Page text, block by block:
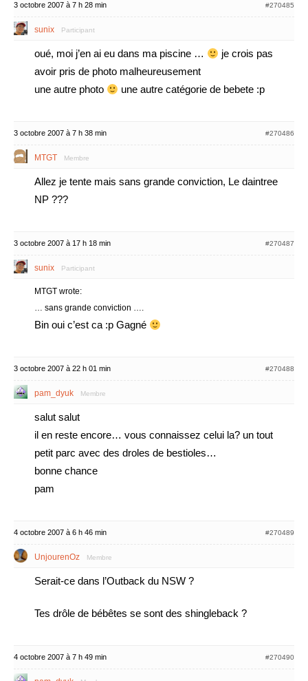
3 octobre 2007 à 7 h 28 min #270485
sunix Participant
oué, moi j’en ai eu dans ma piscine …
je crois pas
avoir pris de photo malheureusement
une autre photo
une autre catégorie de bebete :p
3 octobre 2007 à 7 h 38 min #270486
MTGT Membre
Allez je tente mais sans grande conviction, Le daintree
NP ???
3 octobre 2007 à 17 h 18 min #270487
sunix Participant
MTGT wrote:
… sans grande conviction ….
Bin oui c’est ca :p Gagné
3 octobre 2007 à 22 h 01 min #270488
pam_dyuk Membre
salut salut
il en reste encore… vous connaissez celui la? un tout
petit parc avec des droles de bestioles…
bonne chance
pam
4 octobre 2007 à 6 h 46 min #270489
UnjourenOz Membre
Serait-ce dans l’Outback du NSW ?
Tes drôle de bébêtes se sont des shingleback ?
4 octobre 2007 à 7 h 49 min #270490